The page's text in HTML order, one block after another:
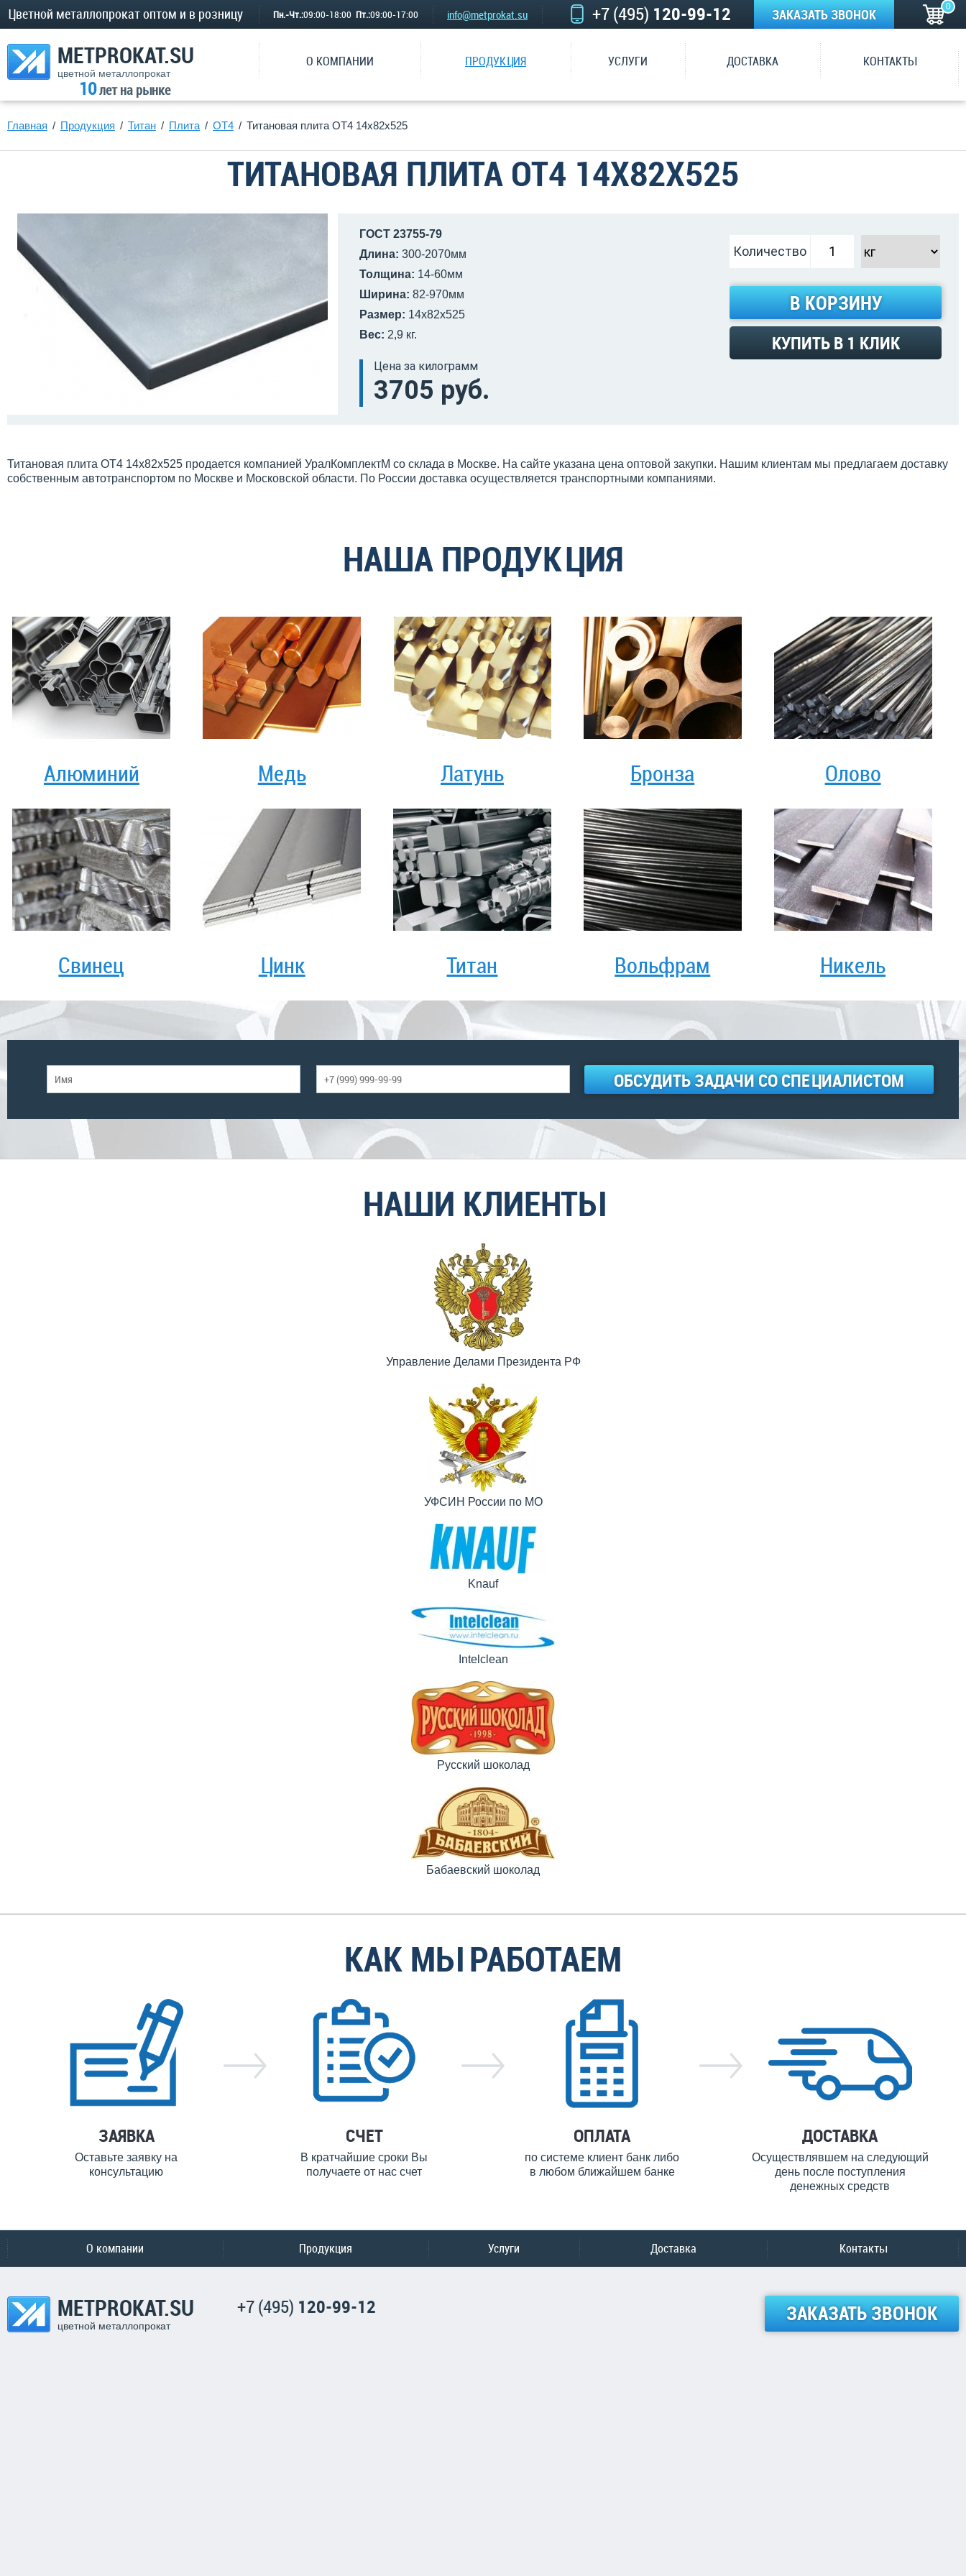
Цветной металлопрокат оптом и в розницу Пн.-Чт.:09:00-18:00 Пт.:09:00-17:00 info@metprokat.su +7 (495) 120-99-12 0
ЗАКАЗАТЬ ЗВОНОК
METPROKAT.SU
цветной металлопрокат
10лет на рынке
О КОМПАНИИ ПРОДУКЦИЯ УСЛУГИ ДОСТАВКА КОНТАКТЫ
Главная Продукция Титан Плита ОТ4 Титановая плита ОТ4 14х82х525
ТИТАНОВАЯ ПЛИТА ОТ4 14Х82Х525
ГОСТ 23755-79
Длина: 300-2070мм
Толщина: 14-60мм
Ширина: 82-970мм
Размер: 14х82х525
Вес: 2,9 кг.
Цена за килограмм
3705 руб.
Количество
В КОРЗИНУ
КУПИТЬ В 1 КЛИК
Титановая плита ОТ4 14х82х525 продается компанией УралКомплектМ со склада в Москве. На сайте указана цена оптовой закупки. Нашим клиентам мы предлагаем доставку
собственным автотранспортом по Москве и Московской области. По России доставка осуществляется транспортными компаниями.
НАША ПРОДУКЦИЯ
Алюминий Медь Латунь Бронза Олово
Свинец Цинк Титан Вольфрам Никель
ОБСУДИТЬ ЗАДАЧИ СО СПЕЦИАЛИСТОМ
НАШИ КЛИЕНТЫ
Управление Делами Президента РФ
УФСИН России по МО
Knauf
Intelclean
Русский шоколад
Бабаевский шоколад
КАК МЫ РАБОТАЕМ
ЗАЯВКА
Оставьте заявку на
консультацию
СЧЕТ
В кратчайшие сроки Вы
получаете от нас счет
ОПЛАТА
по системе клиент банк либо
в любом ближайшем банке
ДОСТАВКА
Осуществлявшем на следующий
день после поступления
денежных средств
О компании Продукция Услуги Доставка Контакты
METPROKAT.SU
цветной металлопрокат
+7 (495) 120-99-12 ЗАКАЗАТЬ ЗВОНОК